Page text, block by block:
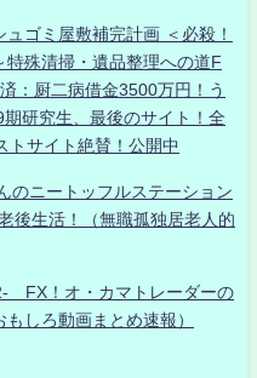
ゴミ屋敷補完計画 ＜必殺！
殊清掃・遺品整理への道F
：厨二病借金3500万円！う
研究生、最後のサイト！全
トサイト絶賛！公開中
のニートッフルステーション
後生活！（無職孤独居老人的
FX！オ・カマトレーダーの
しろ動画まとめ速報）